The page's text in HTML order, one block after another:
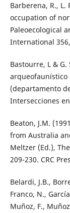
Barberena, R., L.
occupation of
Paleoecological
International
Bastourre, L &
arqueofaunístico
(departamento
Intersecciones
Beaton, J.M.
from Australia
Meltzer (Ed.),
209-230. CRC
Belardi, J.B.,
Franco, N.,
Muñoz, F.,